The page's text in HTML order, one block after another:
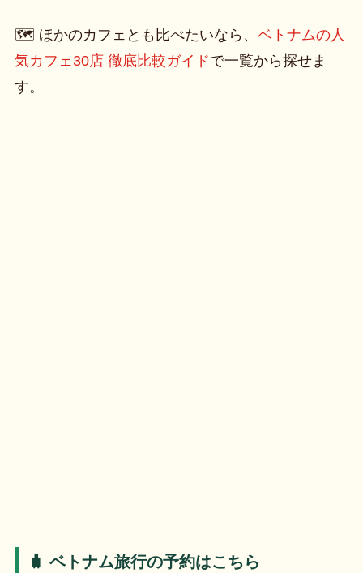
🗺️ ほかのカフェとも比べたいなら、 ベトナムの人
気カフェ30店 徹底比較ガイドで一覧から探せま
す。
🧳 ベトナム旅行の予約はこちら